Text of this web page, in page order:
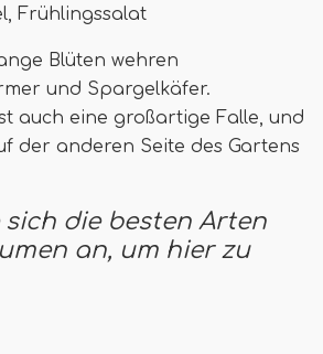
Frühlingssalat
Blüten wehren
und Spargelkäfer.
auch eine großartige Falle, und
der anderen Seite des Gartens
sich die besten Arten
an, um hier zu